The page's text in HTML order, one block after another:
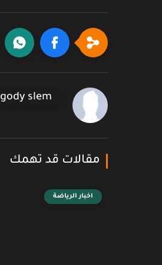
gody slem
مقالات قد تهمك
اخبار الرياضة